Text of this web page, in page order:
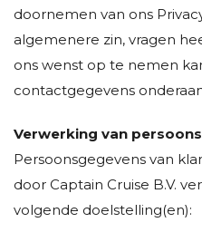
doornemen van ons
algemenere zin, vragen
ons wenst op te nemen
contactgegevens
Verwerking van
Persoonsgegevens van
door Captain Cruise B.V.
volgende doelstelling(en):